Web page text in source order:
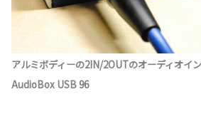
アルミボディーの2IN/2OUTのオーディオイン
AudioBox USB 96